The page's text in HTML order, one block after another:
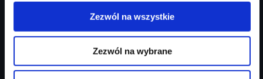
Zezwól na wszystkie
Zezwól na wybrane
Audi Q3 Sportback
ambiente+/ kamera cofania/ czern+/ S-line/ Mirkofibra